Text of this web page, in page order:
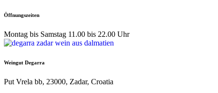
Skip
content
Öffnungszeiten
Montag bis Samstag 11.00 bis 22.00 Uhr
Weingut Degarra
Put Vrela bb, 23000, Zadar, Croatia